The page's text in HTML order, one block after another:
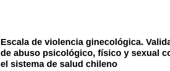
Escala de violencia ginecológica.
de abuso psicológico, físico y sexual
el sistema de salud chileno